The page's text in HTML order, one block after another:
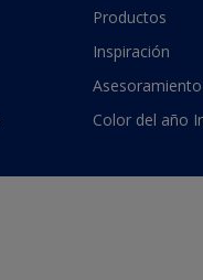
Productos
Inspiración
Asesoramiento
Color del año